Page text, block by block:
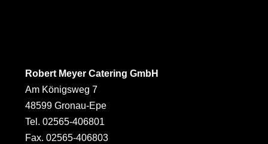
Robert Meyer Catering GmbH
Am Königsweg 7
48599 Gronau-Epe
Tel. 02565-406801
Fax. 02565-406803